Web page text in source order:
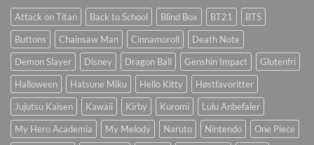
Attack on Titan Back to School Blind Box BT21
BTS
Buttons
Chainsaw Man Cinnamoroll
Death Note
Demon Slayer
Disney Dragon Ball Genshin Impact
Glutenfri
Halloween
Hatsune Miku Hello Kitty
Høstfavoritter
Jujutsu Kaisen
Kawaii Kirby Kuromi
Lulu Anbefaler
My Hero Academia
My Melody Naruto Nintendo
One Piece